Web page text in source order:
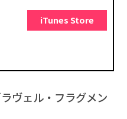
iTunes Store
ヴェル・フラグメン